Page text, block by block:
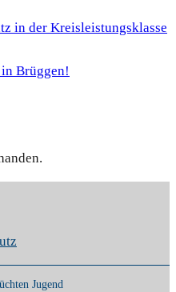
in der Kreisleistungsklasse
Brüggen!
Jugend